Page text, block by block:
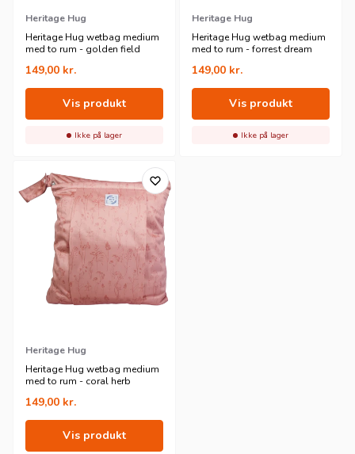
Heritage Hug
Heritage Hug wetbag medium
med to rum - golden field
149,00 kr.
Vis produkt
Ikke på lager
Heritage Hug
Heritage Hug wetbag medium
med to rum - forrest dream
149,00 kr.
Vis produkt
Ikke på lager
Heritage Hug
Heritage Hug wetbag medium
med to rum - coral herb
149,00 kr.
Vis produkt